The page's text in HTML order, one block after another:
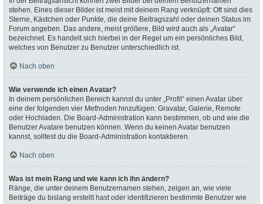
stehen. Eines dieser Bilder ist meist mit deinem Rang verknüpft: Oft sind dies
Sterne, Kästchen oder Punkte, die deine Beitragszahl oder deinen Status im
Forum angeben. Das andere, meist größere, Bild wird auch als „Avatar“
bezeichnet. Es handelt sich hierbei in der Regel um ein persönliches Bild,
welches von Benutzer zu Benutzer unterschiedlich ist.
Nach oben
Wie verwende ich einen Avatar?
In deinem persönlichen Bereich kannst du unter „Profil“ einen Avatar über
eine der folgenden vier Methoden hinzufügen: Gravatar, Galerie, Remote
oder Hochladen. Die Board-Administration kann bestimmen, ob und wie die
Benutzer Avatare benutzen können. Wenn du keinen Avatar benutzen
kannst, solltest du die Board-Administration kontaktieren.
Nach oben
Was ist mein Rang und wie kann ich ihn ändern?
Ränge, die unter deinem Benutzernamen stehen, zeigen an, wie viele
Beiträge du bislang erstellt hast oder identifizieren bestimmte Benutzer wie